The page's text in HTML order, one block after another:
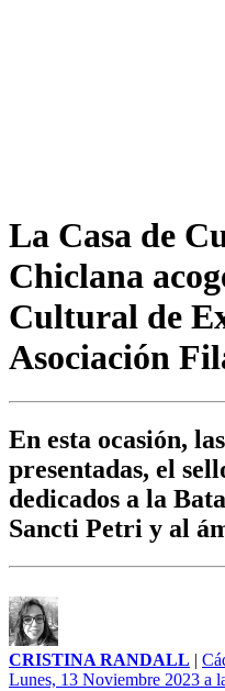
La Casa de
Chiclana
Cultural de
Asociación
En esta ocasión,
presentadas, el
dedicados a la
Sancti Petri y al
CRISTINA RANDALL |
Lunes, 13 Noviembre 2023 a